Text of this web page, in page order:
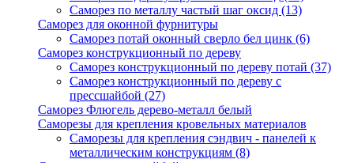
Саморез по металлу частый шаг оксид (13)
Саморез для оконной фурнитуры
Саморез потай оконный сверло бел цинк (6)
Саморез конструкционный по дереву
Саморез конструкционный по дереву потай (37)
Саморез конструкционный по дереву с
прессшайбой (27)
Саморез Флюгель дерево-металл белый
Саморезы для крепления кровельных материалов
Саморезы для крепления сэндвич - панелей к
металлическим конструкциям (8)